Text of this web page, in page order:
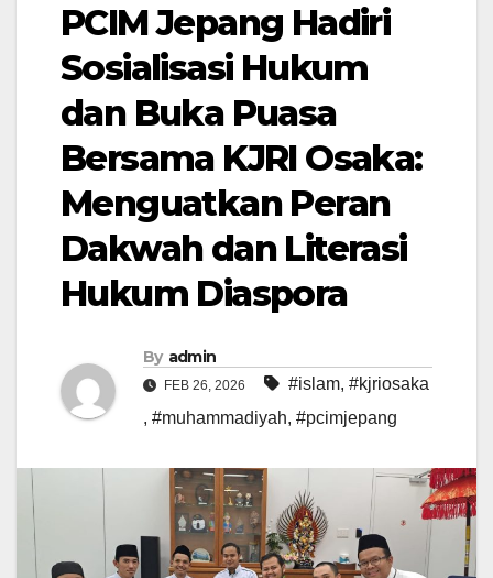
PCIM Jepang Hadiri
Sosialisasi Hukum
dan Buka Puasa
Bersama KJRI Osaka:
Menguatkan Peran
Dakwah dan Literasi
Hukum Diaspora
By admin
FEB 26, 2026 #islam, #kjriosaka
, #muhammadiyah, #pcimjepang